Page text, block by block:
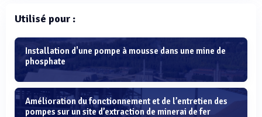
Utilisé pour :
Installation d'une pompe à mousse dans une mine de
phosphate
Amélioration du fonctionnement et de l’entretien des
pompes sur un site d’extraction de minerai de fer